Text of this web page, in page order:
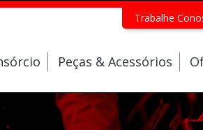
Trabalhe
Peças & Acessórios